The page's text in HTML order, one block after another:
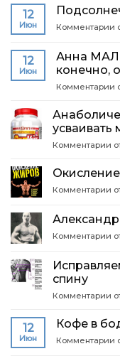
1
12
Июн Комментарии к
12
Июн
Анна
конечно,
Комментарии к
о
усваивать
Комментарии к
Комментарии к
Комментарии к
спину
Комментарии к
12
Июн
Кофе в
Комментарии к